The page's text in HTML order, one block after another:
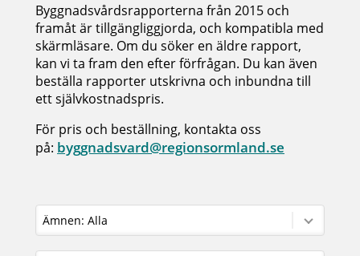
Byggnadsvårdsrapporterna från 2015 och
framåt är tillgängliggjorda, och kompatibla med
skärmläsare. Om du söker en äldre rapport,
kan vi ta fram den efter förfrågan. Du kan även
beställa rapporter utskrivna och inbundna till
ett självkostnadspris.
För pris och beställning, kontakta oss
på: byggnadsvard@regionsormland.se